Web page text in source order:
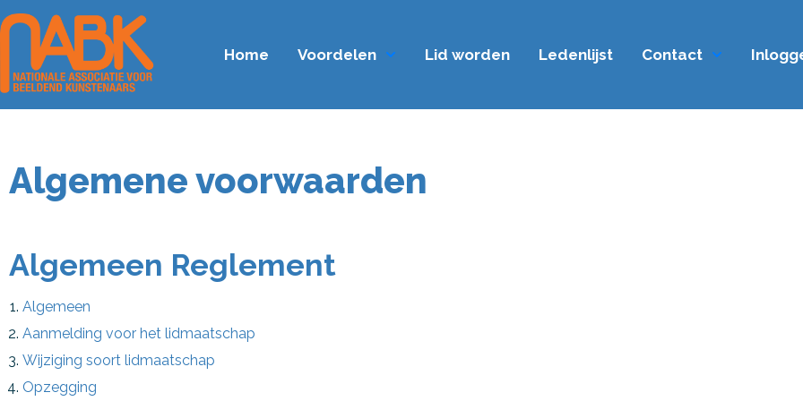
Home Voordelen Lid worden Ledenlijst Contact
Algemene voorwaarden
Algemeen Reglement
Algemeen
Aanmelding voor het lidmaatschap
Wijziging soort lidmaatschap
Opzegging